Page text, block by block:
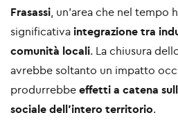
Frasassi , un’area che nel tempo
significativa integrazione tra
comunità locali. La chiusura
avrebbe soltanto un impatto
produrrebbe effetti a catena
sociale dell’intero territorio.